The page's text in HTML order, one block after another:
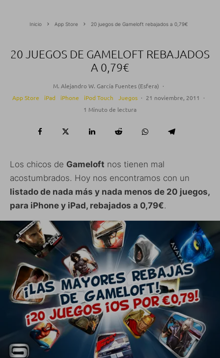
Inicio App Store 20 juegos de Gameloft rebajados a 0,79€
20 JUEGOS DE GAMELOFT REBAJADOS
A 0,79€
M. Alejandro W. García Fuentes (Esfera) ·
App Store
iPad iPhone iPod Touch Juegos · 21 noviembre, 2011
·
1 Minuto de lectura
Los chicos de Gameloft nos tienen mal
acostumbrados. Hoy nos encontramos con un
listado de nada más y nada menos de 20 juegos,
para iPhone y iPad, rebajados a 0,79€.